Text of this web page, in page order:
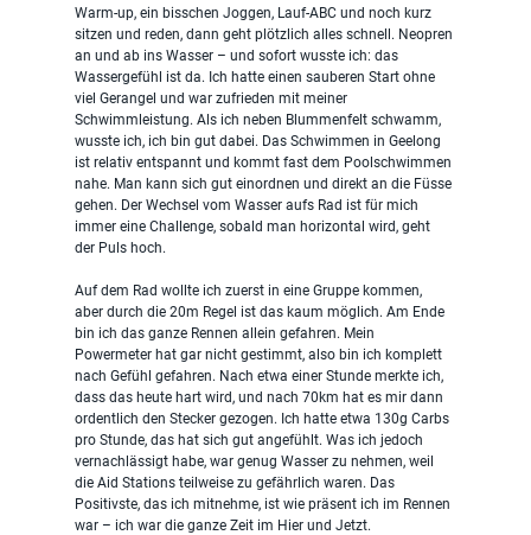
Warm-up, ein bisschen Joggen, Lauf-ABC und noch kurz
sitzen und reden, dann geht plötzlich alles schnell. Neopren
an und ab ins Wasser – und sofort wusste ich: das
Wassergefühl ist da. Ich hatte einen sauberen Start ohne
viel Gerangel und war zufrieden mit meiner
Schwimmleistung. Als ich neben Blummenfelt schwamm,
wusste ich, ich bin gut dabei. Das Schwimmen in Geelong
ist relativ entspannt und kommt fast dem Poolschwimmen
nahe. Man kann sich gut einordnen und direkt an die Füsse
gehen. Der Wechsel vom Wasser aufs Rad ist für mich
immer eine Challenge, sobald man horizontal wird, geht
der Puls hoch.
Auf dem Rad wollte ich zuerst in eine Gruppe kommen,
aber durch die 20m Regel ist das kaum möglich. Am Ende
bin ich das ganze Rennen allein gefahren. Mein
Powermeter hat gar nicht gestimmt, also bin ich komplett
nach Gefühl gefahren. Nach etwa einer Stunde merkte ich,
dass das heute hart wird, und nach 70km hat es mir dann
ordentlich den Stecker gezogen. Ich hatte etwa 130g Carbs
pro Stunde, das hat sich gut angefühlt. Was ich jedoch
vernachlässigt habe, war genug Wasser zu nehmen, weil
die Aid Stations teilweise zu gefährlich waren. Das
Positivste, das ich mitnehme, ist wie präsent ich im Rennen
war – ich war die ganze Zeit im Hier und Jetzt.